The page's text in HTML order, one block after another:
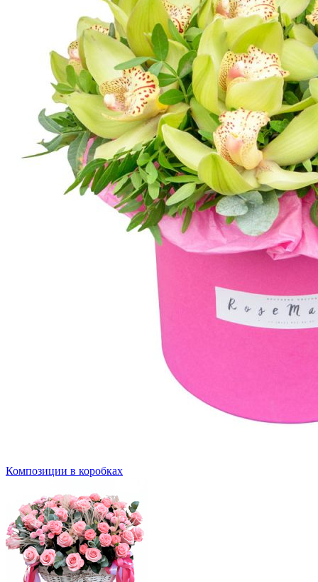
Композиции в коробках